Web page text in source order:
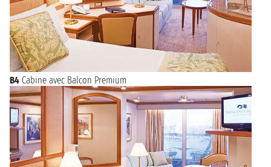
B4 Cabine avec Balcon Premium